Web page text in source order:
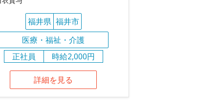
福井県 福井市
医療・福祉・介護
正社員
時給2,000円
詳細を見る